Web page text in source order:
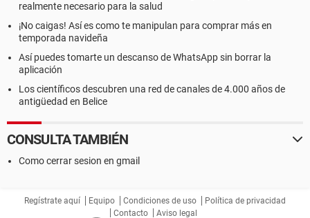
realmente necesario para la salud
¡No caigas! Así es como te manipulan para comprar más en
temporada navideña
Así puedes tomarte un descanso de WhatsApp sin borrar la
aplicación
Los científicos descubren una red de canales de 4.000 años de
antigüedad en Belice
CONSULTA TAMBIÉN
Como cerrar sesion en gmail
Regístrate aquí Equipo Condiciones de uso
Política de privacidad
Contacto
Aviso legal